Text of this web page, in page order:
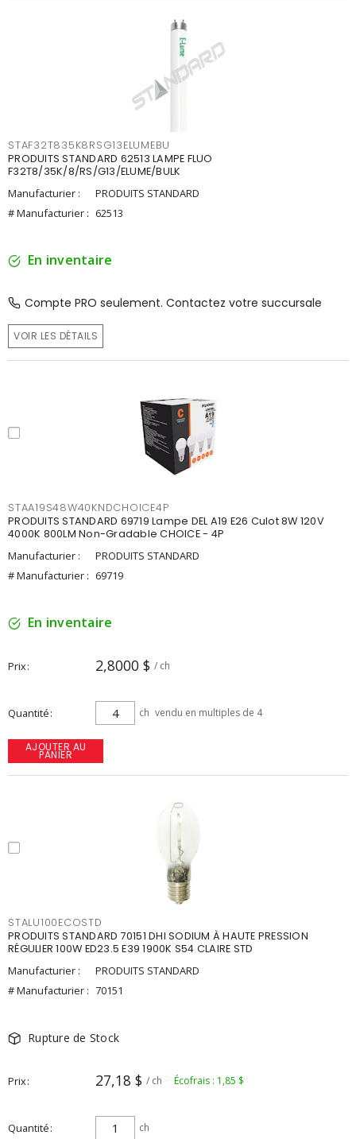
STAF32T835K8RSG13ELUMEBU
PRODUITS STANDARD 62513 LAMPE FLUO
F32T8/35K/8/RS/G13/ELUME/BULK
Manufacturier :
PRODUITS STANDARD
# Manufacturier : 62513
En inventaire
Compte PRO seulement. Contactez votre succursale
VOIR LES DÉTAILS
STAA19S48W40KNDCHOICE4P
PRODUITS STANDARD 69719 Lampe DEL A19 E26 Culot 8W 120V
4000K 800LM Non-Gradable CHOICE - 4P
Manufacturier :
PRODUITS STANDARD
# Manufacturier : 69719
En inventaire
Prix 2,8000 $ / ch
Quantité ch vendu en multiples de 4
AJOUTER AU
PANIER
STALU100ECOSTD
PRODUITS STANDARD 70151 DHI SODIUM À HAUTE PRESSION
RÉGULIER 100W ED23.5 E39 1900K S54 CLAIRE STD
Manufacturier :
PRODUITS STANDARD
# Manufacturier : 70151
Rupture de Stock
Prix 27,18 $ / ch Écofrais : 1,85 $
Quantité ch